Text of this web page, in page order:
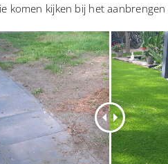
komen kijken bij het